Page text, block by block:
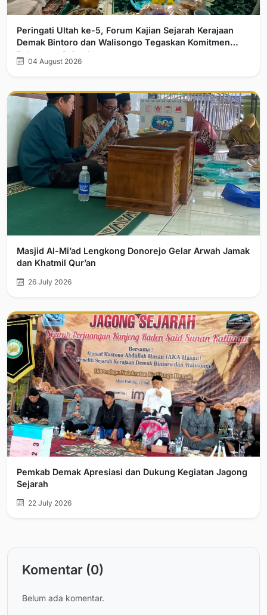
Peringati Ultah ke-5, Forum Kajian Sejarah Kerajaan
Demak Bintoro dan Walisongo Tegaskan Komitmen
Pelurusan Sejarah
04 August 2026
Masjid Al-Mi’ad Lengkong Donorejo Gelar Arwah Jamak
dan Khatmil Qur’an
26 July 2026
Pemkab Demak Apresiasi dan Dukung Kegiatan Jagong
Sejarah
22 July 2026
Komentar (0)
Belum ada komentar.